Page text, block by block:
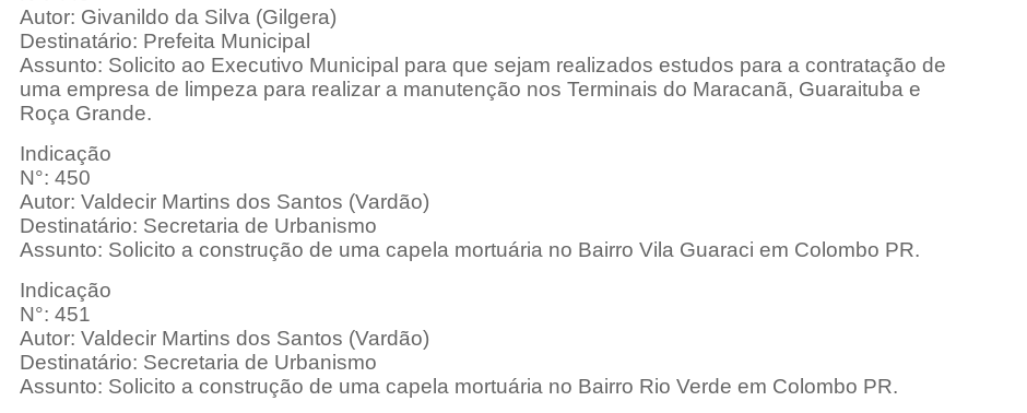
Autor: Givanildo da Silva (Gilgera)
Destinatário: Prefeita Municipal
Assunto: Solicito ao Executivo Municipal para que sejam realizados estudos para a contratação de
uma empresa de limpeza para realizar a manutenção nos Terminais do Maracanã, Guaraituba e
Roça Grande.
Indicação
N°: 450
Autor: Valdecir Martins dos Santos (Vardão)
Destinatário: Secretaria de Urbanismo
Assunto: Solicito a construção de uma capela mortuária no Bairro Vila Guaraci em Colombo PR.
Indicação
N°: 451
Autor: Valdecir Martins dos Santos (Vardão)
Destinatário: Secretaria de Urbanismo
Assunto: Solicito a construção de uma capela mortuária no Bairro Rio Verde em Colombo PR.